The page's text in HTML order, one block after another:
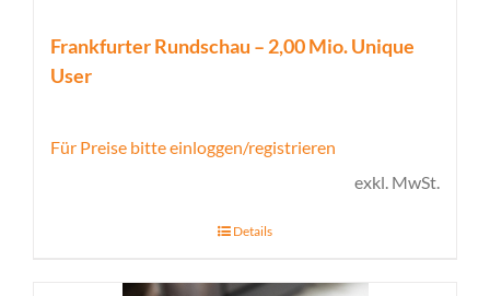
Frankfurter Rundschau – 2,00 Mio. Unique
User
Für Preise bitte einloggen/registrieren
exkl. MwSt.
Details